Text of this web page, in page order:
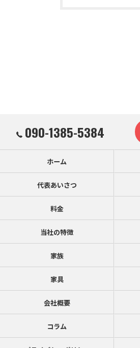
090-1385-5384
ホーム
代表あいさつ
料金
当社の特徴
家族
家具
会社概要
コラム